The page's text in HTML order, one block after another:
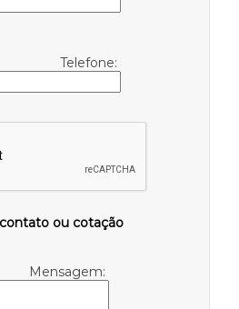
Telefone:
ou cotação
Mensagem: